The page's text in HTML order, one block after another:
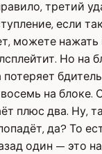
третий
если
можете
Но на
на блоке.
плюс два.
да? То
один — это